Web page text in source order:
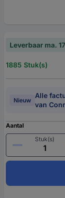
Leverbaar ma.
1885 Stuk(s)
Nieuw
Alle
van
Aantal
Stuk(s)